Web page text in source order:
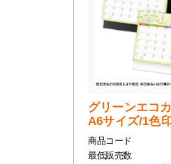
グリーンエコ
A6サイズ/1色
商品コード
最低販売数